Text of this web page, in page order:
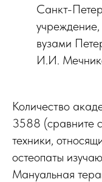
Санкт-
вузами
И.И.
Количество
3588 (сравните
техники,
остеопаты
Мануальная